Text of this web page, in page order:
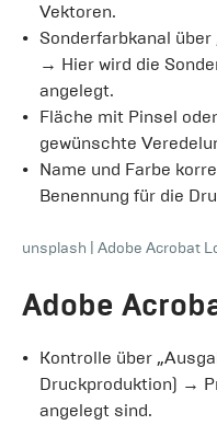
Vektoren.
Sonderfarbkanal
→ Hier wird die
angelegt.
Fläche mit Pinsel
gewünschte
Name und Farbe
Benennung für die
unsplash Adobe Acrobat
Adobe
Kontrolle über
Druckproduktion) →
angelegt sind.